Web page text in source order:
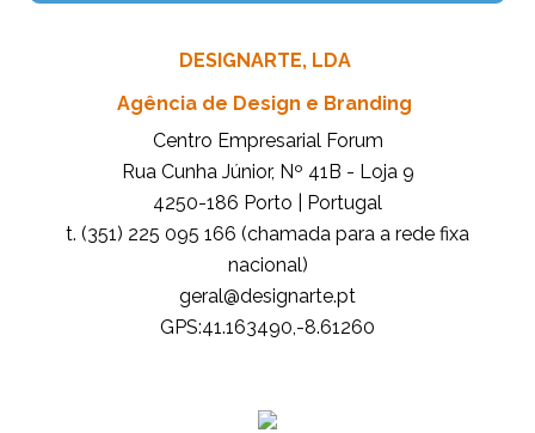
DESIGNARTE, LDA
Agência de Design e Branding
Centro Empresarial Forum
Rua Cunha Júnior, Nº 41B - Loja 9
4250-186 Porto | Portugal
t. (351) 225 095 166 (chamada para a rede fixa
nacional)
tp.etrangised@lareg
GPS:41.163490,-8.61260